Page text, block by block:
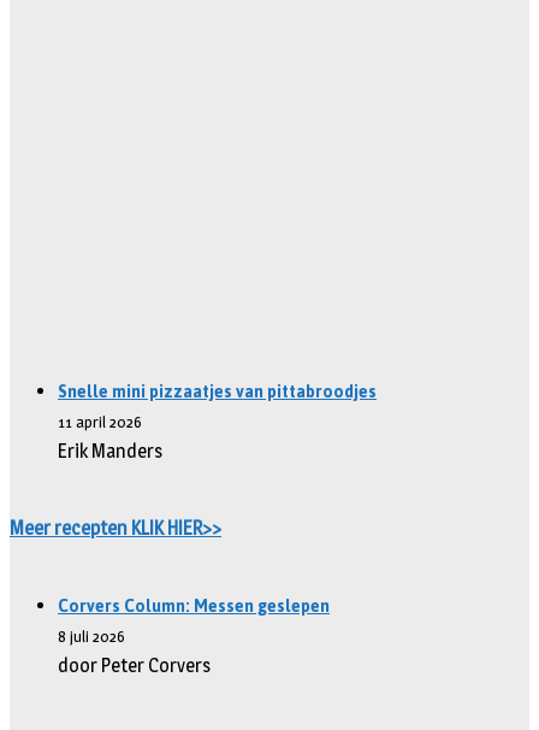
Snelle mini pizzaatjes van pittabroodjes
11 april 2026
Erik Manders
Meer recepten KLIK HIER>>
Corvers Column: Messen geslepen
8 juli 2026
door Peter Corvers